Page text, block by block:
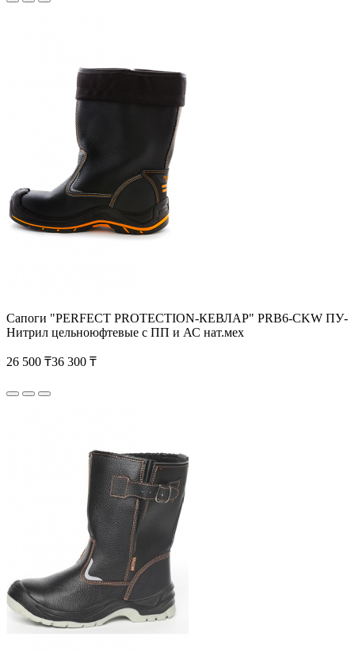
Сапоги "PERFECT PROTECTION-КЕВЛАР" PRB6-CKW ПУ-
Нитрил цельноюфтевые с ПП и АС нат.мех
26 500 ₸36 300 ₸